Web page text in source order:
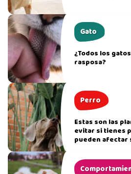
Gato
¿Todos los
rasposa?
Perro
Estas son las
evitar si tienes
pueden afectar